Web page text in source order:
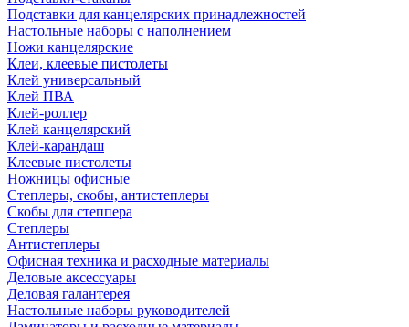
Подставки для канцелярских принадлежностей
Настольные наборы с наполнением
Ножи канцелярские
Клеи, клеевые пистолеты
Клей универсальный
Клей ПВА
Клей-роллер
Клей канцелярский
Клей-карандаш
Клеевые пистолеты
Ножницы офисные
Степлеры, скобы, антистеплеры
Скобы для степпера
Степлеры
Антистеплеры
Офисная техника и расходные материалы
Деловые аксессуары
Деловая галантерея
Настольные наборы руководителей